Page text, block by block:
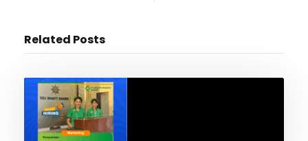
Related Posts